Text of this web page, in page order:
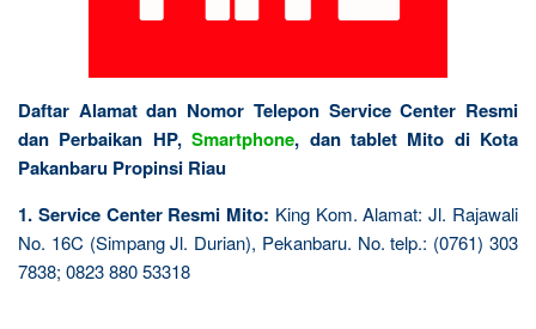
Daftar Alamat dan Nomor Telepon Service Center Resmi
dan Perbaikan HP,Smartphone, dan tablet Mito di Kota
Pakanbaru Propinsi Riau
1. Service Center Resmi Mito: King Kom. Alamat: Jl. Rajawali
No. 16C (Simpang Jl. Durian), Pekanbaru. No. telp.: (0761) 303
7838; 0823 880 53318